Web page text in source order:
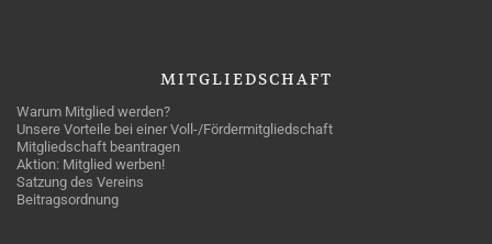
MITGLIEDSCHAFT
Warum Mitglied werden?
Unsere Vorteile bei einer Voll-/Fördermitgliedschaft
Mitgliedschaft beantragen
Aktion: Mitglied werben!
Satzung des Vereins
Beitragsordnung